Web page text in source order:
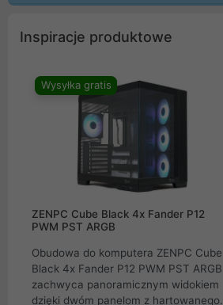
Inspiracje produktowe
Wysyłka gratis
ZENPC Cube Black 4x Fander P12
PWM PST ARGB
Obudowa do komputera ZENPC Cube
Black 4x Fander P12 PWM PST ARGB
zachwyca panoramicznym widokiem
dzięki dwóm panelom z hartowanego